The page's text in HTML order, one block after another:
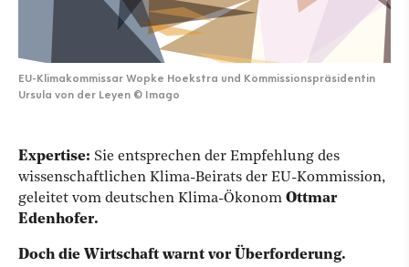
EU-Klimakommissar Wopke Hoekstra und Kommissionspräsidentin
Ursula von der Leyen © Imago
Expertise: Sie entsprechen der Empfehlung des
wissenschaftlichen Klima-Beirats der EU-Kommission,
geleitet vom deutschen Klima-Ökonom Ottmar
Edenhofer.
Doch die Wirtschaft warnt vor Überforderung.